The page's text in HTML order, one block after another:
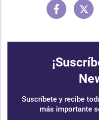
Suscríbete y recibe
más importante